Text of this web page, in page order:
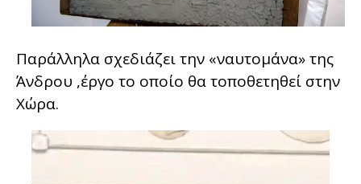
Παράλληλα σχεδιάζει την «ναυτομάνα» της
Άνδρου ,έργο το οποίο θα τοποθετηθεί στην
Χώρα.